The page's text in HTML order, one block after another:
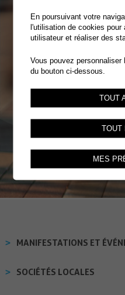
MANIFESTATIONS ET
SOCIÉTÉS LOCALES
En poursuivant votre
l'utilisation de cookies
utilisateur et réaliser des
Vous pouvez
du bouton ci-dessous.
TOUT
TOUT
MES